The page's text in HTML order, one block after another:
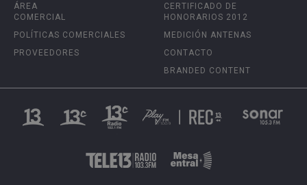
ÁREA
COMERCIAL
POLÍTICAS COMERCIALES
PROVEEDORES
CERTIFICADO DE
HONORARIOS 2012
MEDICIÓN ANTENAS
CONTACTO
BRANDED CONTENT